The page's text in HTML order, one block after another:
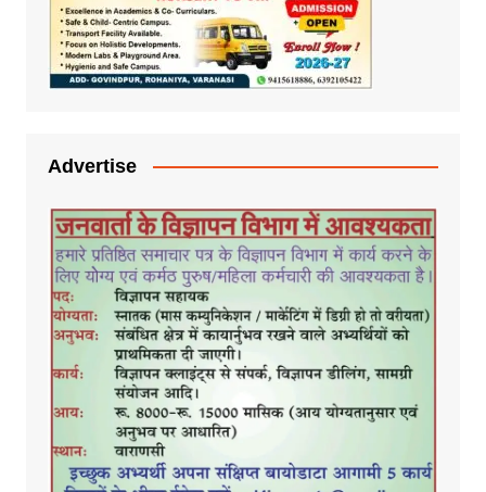
Advertise